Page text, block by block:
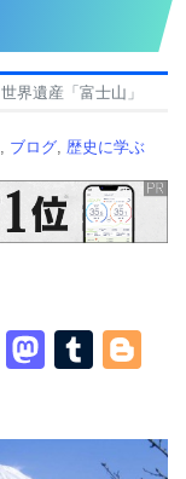
世界遺産「富士山」
, ブログ, 歴史に学ぶ
Pinterest